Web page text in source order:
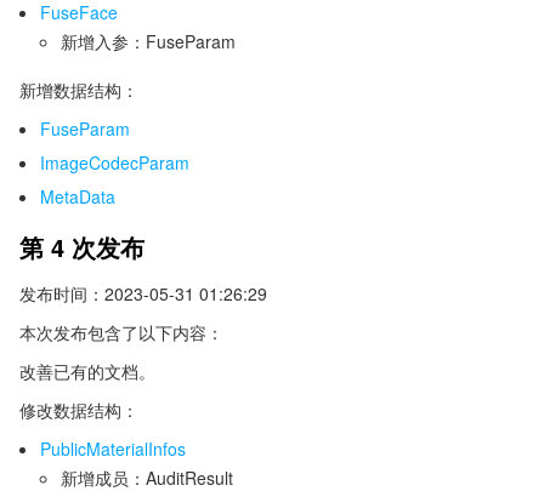
FuseFace
新增入参：FuseParam
新增数据结构：
FuseParam
ImageCodecParam
MetaData
第 4 次发布
发布时间：2023-05-31 01:26:29
本次发布包含了以下内容：
改善已有的文档。
修改数据结构：
PublicMaterialInfos
新增成员：AuditResult